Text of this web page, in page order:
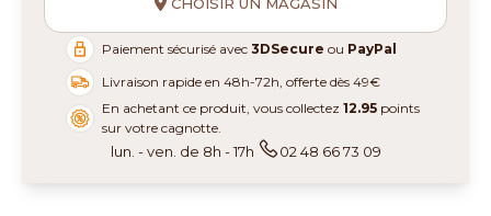
Paiement sécurisé avec3DSecure ou PayPal
Livraison rapide en 48h-72h, offerte dès 49€
En achetant ce produit, vous collectez12.95 points
sur votre cagnotte.
lun. - ven. de 8h - 17h 02 48 66 73 09